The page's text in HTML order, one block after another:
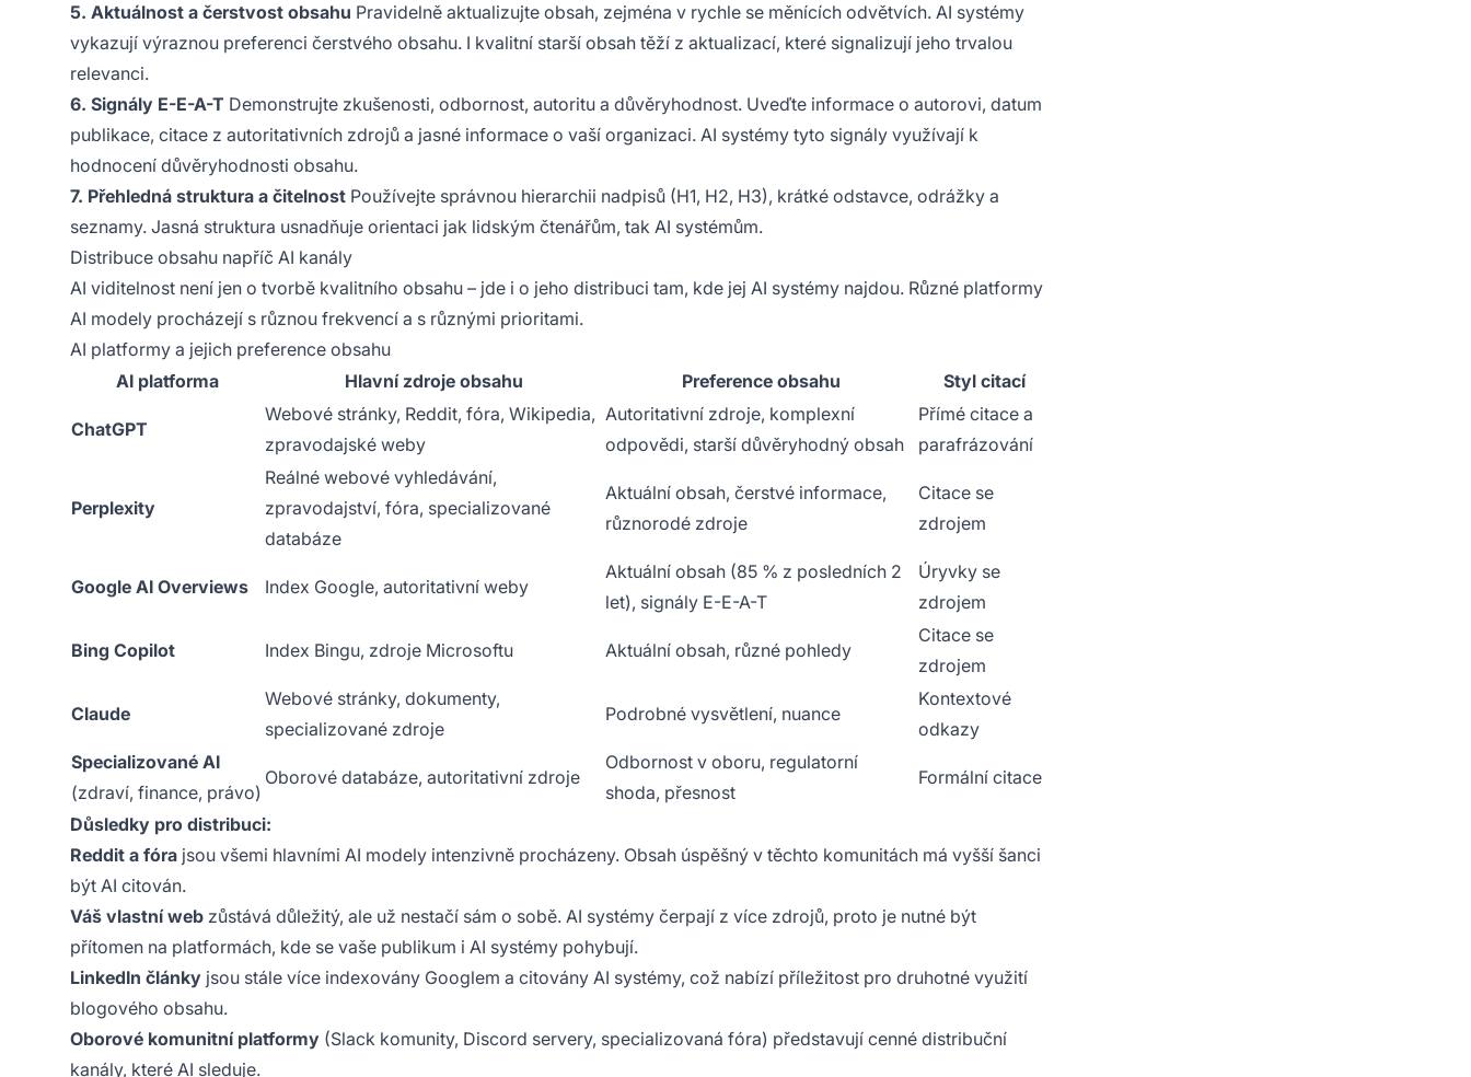
5. Aktuálnost a čerstvost obsahu Pravidelně aktualizujte obsah, zejména v rychle se měnících odvětvích. AI systémy
vykazují výraznou preferenci čerstvého obsahu. I kvalitní starší obsah těží z aktualizací, které signalizují jeho trvalou
relevanci.
6. Signály E-E-A-T Demonstrujte zkušenosti, odbornost, autoritu a důvěryhodnost. Uveďte informace o autorovi, datum
publikace, citace z autoritativních zdrojů a jasné informace o vaší organizaci. AI systémy tyto signály využívají k
hodnocení důvěryhodnosti obsahu.
7. Přehledná struktura a čitelnost Používejte správnou hierarchii nadpisů (H1, H2, H3), krátké odstavce, odrážky a
seznamy. Jasná struktura usnadňuje orientaci jak lidským čtenářům, tak AI systémům.
Distribuce obsahu napříč AI kanály
AI viditelnost není jen o tvorbě kvalitního obsahu – jde i o jeho distribuci tam, kde jej AI systémy najdou. Různé platformy
AI modely procházejí s různou frekvencí a s různými prioritami.
AI platformy a jejich preference obsahu
AI platforma
Hlavní zdroje obsahu Preference obsahu Styl citací
ChatGPT
Webové stránky, Reddit, fóra, Wikipedia,
zpravodajské weby
Autoritativní zdroje, komplexní
odpovědi, starší důvěryhodný obsah
Přímé citace a
parafrázování
Perplexity
Reálné webové vyhledávání,
zpravodajství, fóra, specializované
databáze
Aktuální obsah, čerstvé informace,
různorodé zdroje
Citace se
zdrojem
Google AI Overviews Index Google, autoritativní weby
Aktuální obsah (85 % z posledních 2
let), signály E-E-A-T
Úryvky se
zdrojem
Bing Copilot Index Bingu, zdroje Microsoftu Aktuální obsah, různé pohledy
Citace se
zdrojem
Claude
Webové stránky, dokumenty,
specializované zdroje
Podrobné vysvětlení, nuance
Kontextové
odkazy
Specializované AI
(zdraví, finance, právo)
Oborové databáze, autoritativní zdroje
Odbornost v oboru, regulatorní
shoda, přesnost
Formální citace
Důsledky pro distribuci:
Reddit a fóra jsou všemi hlavními AI modely intenzivně procházeny. Obsah úspěšný v těchto komunitách má vyšší šanci
být AI citován.
Váš vlastní web zůstává důležitý, ale už nestačí sám o sobě. AI systémy čerpají z více zdrojů, proto je nutné být
přítomen na platformách, kde se vaše publikum i AI systémy pohybují.
LinkedIn články jsou stále více indexovány Googlem a citovány AI systémy, což nabízí příležitost pro druhotné využití
blogového obsahu.
Oborové komunitní platformy (Slack komunity, Discord servery, specializovaná fóra) představují cenné distribuční
kanály, které AI sleduje.